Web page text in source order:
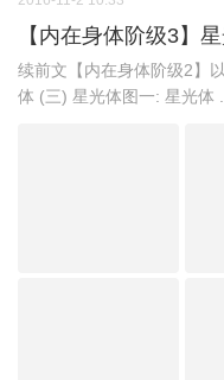
【内在身体阶级3】
续前文【内在身体阶级2】
体 (三) 星光体图一: 星光体 ...